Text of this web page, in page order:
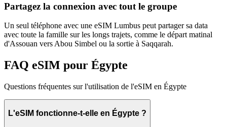
Partagez la connexion avec tout le groupe
Un seul téléphone avec une eSIM Lumbus peut partager sa data
avec toute la famille sur les longs trajets, comme le départ matinal
d'Assouan vers Abou Simbel ou la sortie à Saqqarah.
FAQ eSIM pour Égypte
Questions fréquentes sur l'utilisation de l'eSIM en Égypte
L'eSIM fonctionne-t-elle en Égypte ?